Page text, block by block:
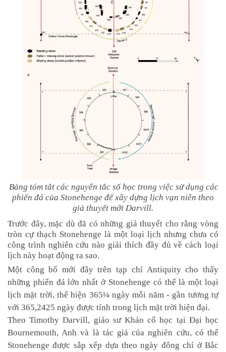
Bảng tóm tắt các nguyên tắc số học trong việc sử dụng các
phiến đá của Stonehenge để xây dựng lịch vạn niên theo
giả thuyết mới Darvill.
Trước đây, mặc dù đã có những giả thuyết cho rằng vòng
tròn cự thạch Stonehenge là một loại lịch nhưng chưa có
công trình nghiên cứu nào giải thích đầy đủ về cách loại
lịch này hoạt động ra sao.
Một công bố mới đây trên tạp chí Antiquity cho thấy
những phiến đá lớn nhất ở Stonehenge có thể là một loại
lịch mặt trời, thể hiện 365¼ ngày mỗi năm - gần tương tự
với 365,2425 ngày được tính trong lịch mặt trời hiện đại.
Theo Timothy Darvill, giáo sư Khảo cổ học tại Đại học
Bournemouth, Anh và là tác giả của nghiên cứu, có thể
Stonehenge được sắp xếp dựa theo ngày đông chí ở Bắc